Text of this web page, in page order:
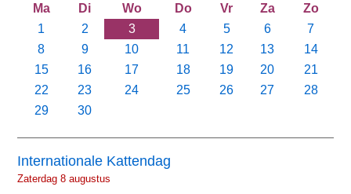
Ma Di Wo Do Vr Za
Zo
1
2 3 4 5 6
7
8
9 10 11 12 13
14
15
16 17 18 19 20
21
22
23 24 25 26 27
28
29
30
Internationale Kattendag
Zaterdag 8 augustus